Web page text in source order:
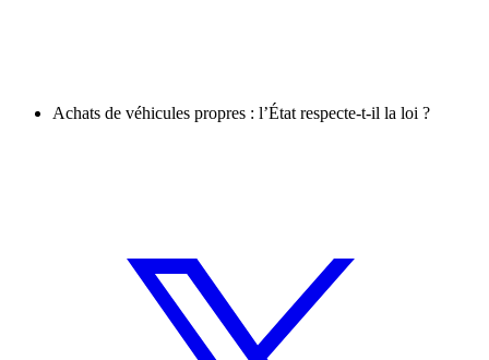
Achats de véhicules propres : l’État respecte-t-il la loi ?